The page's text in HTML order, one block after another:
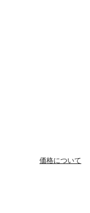
価格について